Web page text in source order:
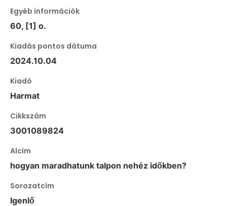
Egyéb információk
60, [1] o.
Kiadás pontos dátuma
2024.10.04
Kiadó
Harmat
Cikkszám
3001089824
Alcím
hogyan maradhatunk talpon nehéz időkben?
Sorozatcím
Igenlő